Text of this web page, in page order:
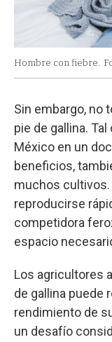
Hombre con fiebre.
Sin embargo, no
pie de gallina.
México en un
beneficios,
muchos cultivos.
reproducirse
competidora
espacio
Los agricultores
de gallina puede
rendimiento de
un desafío